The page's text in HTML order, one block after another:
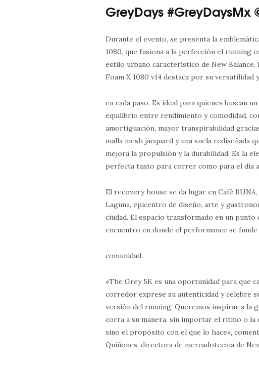
GreyDays #GreyDaysMx
Durante el evento, se presenta la
1080, que fusiona a la perfección el running
estilo urbano característico de New Balance.
Foam X 1080 v14 destaca por su versatilidad
en cada paso. Es ideal para quienes buscan un
equilibrio entre rendimiento y comodidad,
amortiguación, mayor transpirabilidad
malla mesh jacquard y una suela rediseñada
mejora la propulsión y la durabilidad. Es la
perfecta tanto para correr como para el día
El recovery house se da lugar en Café
Laguna, epicentro de diseño, arte y
ciudad. El espacio transformado en un punto
encuentro en donde el performance se funde
comunidad.
«The Grey 5K es una oportunidad para que
corredor exprese su autenticidad y celebre
versión del running. Queremos inspirar a la
corra a su manera, sin importar el ritmo o la
sino el propósito con el que lo hace»,
Quiñones, directora de mercadotecnia de